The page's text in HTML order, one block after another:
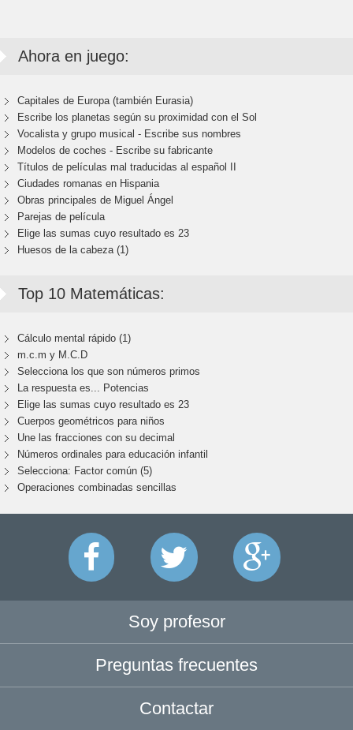
Ahora en juego:
Capitales de Europa (también Eurasia)
Escribe los planetas según su proximidad con el Sol
Vocalista y grupo musical - Escribe sus nombres
Modelos de coches - Escribe su fabricante
Títulos de películas mal traducidas al español II
Ciudades romanas en Hispania
Obras principales de Miguel Ángel
Parejas de película
Elige las sumas cuyo resultado es 23
Huesos de la cabeza (1)
Top 10 Matemáticas:
Cálculo mental rápido (1)
m.c.m y M.C.D
Selecciona los que son números primos
La respuesta es... Potencias
Elige las sumas cuyo resultado es 23
Cuerpos geométricos para niños
Une las fracciones con su decimal
Números ordinales para educación infantil
Selecciona: Factor común (5)
Operaciones combinadas sencillas
Soy profesor
Preguntas frecuentes
Contactar